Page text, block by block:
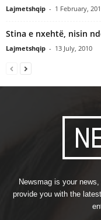
Lajmetshqip - 1 February,
Stina e nxehtë, nisin
Lajmetshqip - 13 July, 2010
Newsmag is your
provide you with the